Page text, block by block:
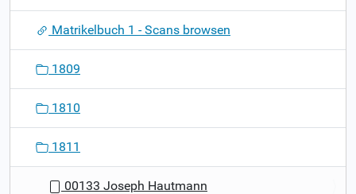
o
Matrikelbuch 1 - Scans browsen
1809
1810
1811
00133 Joseph Hautmann